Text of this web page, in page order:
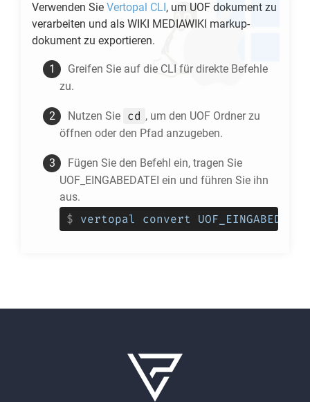
Verwenden Sie Vertopal CLI, um UOF dokument zu
verarbeiten und als WIKI MEDIAWIKI markup-
dokument zu exportieren.
Greifen Sie auf die CLI für direkte Befehle
zu.
Nutzen Sie cd , um den UOF Ordner zu
öffnen oder den Pfad anzugeben.
Fügen Sie den Befehl ein, tragen Sie
UOF_EINGABEDATEI ein und führen Sie ihn
aus.
$ vertopal convert